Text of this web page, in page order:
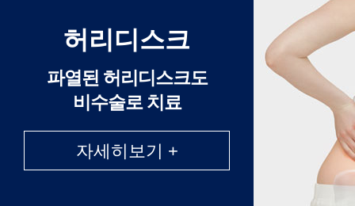
허리디스크
파열된 허리디스크도
비수술로 치료
자세히보기 +